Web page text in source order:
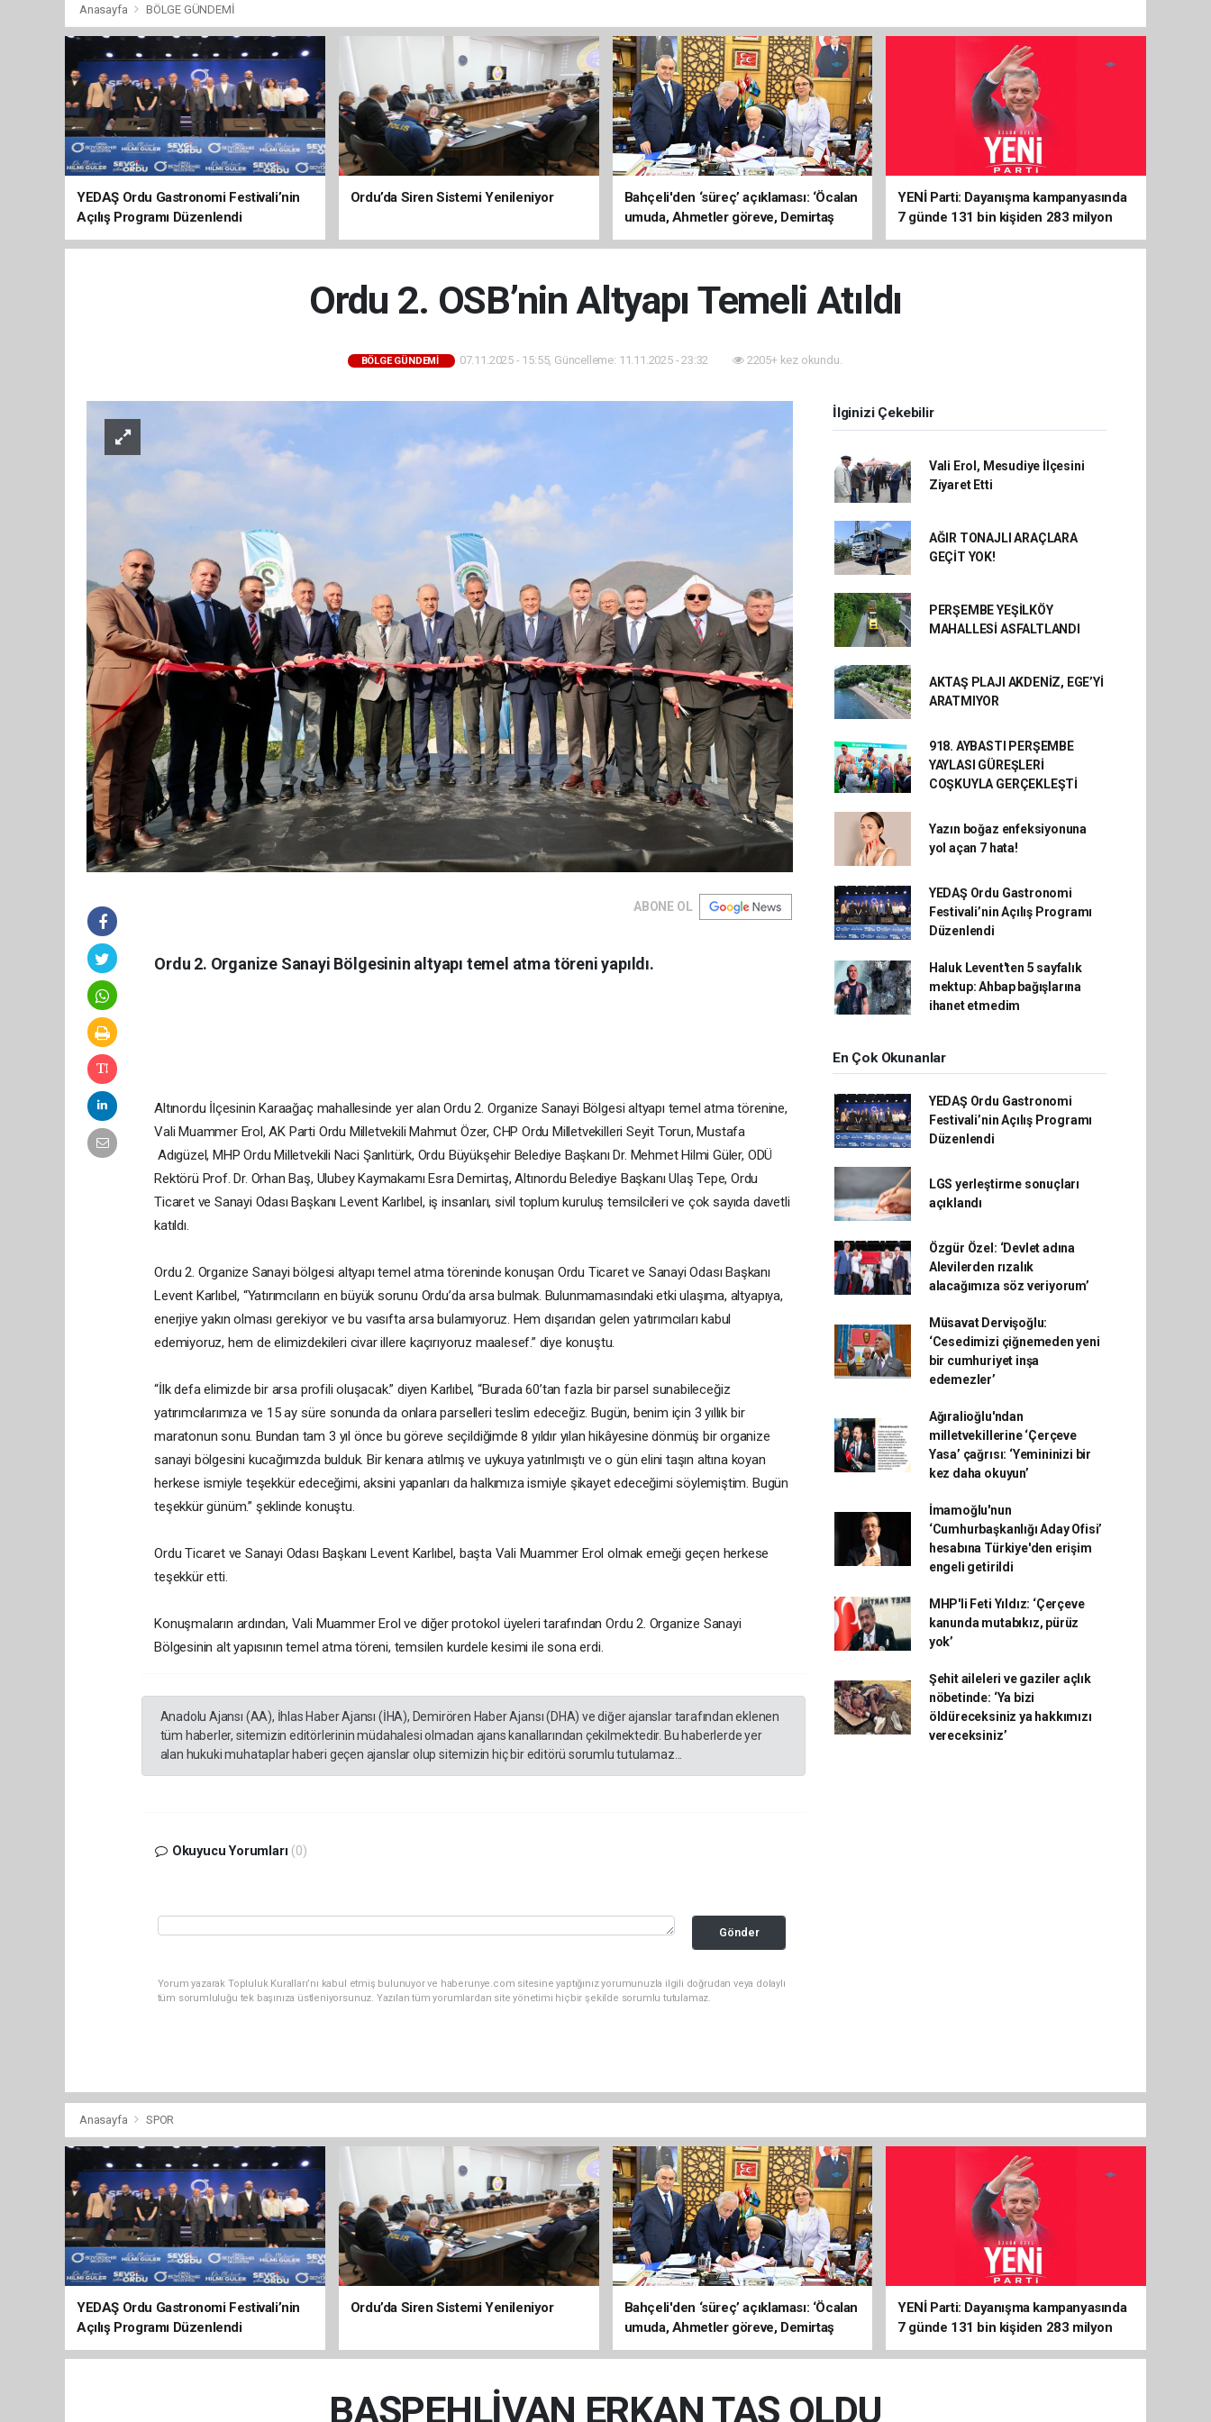
Anasayfa BÖLGE GÜNDEMİ
YEDAŞ Ordu Gastronomi Festivali’nin
Açılış Programı Düzenlendi
Ordu’da Siren Sistemi Yenileniyor
Bahçeli'den ‘süreç’ açıklaması: ‘Öcalan
umuda, Ahmetler göreve, Demirtaş
evine dönmeli’
YENİ Parti: Dayanışma kampanyasında
7 günde 131 bin kişiden 283 milyon
liralık destek
Ordu 2. OSB’nin Altyapı Temeli Atıldı
BÖLGE GÜNDEMİ 07.11.2025 - 15:55, Güncelleme: 11.11.2025 - 23:32 2205+ kez okundu.
ABONE OL
Ordu 2. Organize Sanayi Bölgesinin altyapı temel atma töreni yapıldı.
Altınordu İlçesinin Karaağaç mahallesinde yer alan Ordu 2. Organize Sanayi Bölgesi altyapı temel atma törenine,
Vali Muammer Erol, AK Parti Ordu Milletvekili Mahmut Özer, CHP Ordu Milletvekilleri Seyit Torun, Mustafa
Adıgüzel, MHP Ordu Milletvekili Naci Şanlıtürk, Ordu Büyükşehir Belediye Başkanı Dr. Mehmet Hilmi Güler, ODÜ
Rektörü Prof. Dr. Orhan Baş, Ulubey Kaymakamı Esra Demirtaş, Altınordu Belediye Başkanı Ulaş Tepe, Ordu
Ticaret ve Sanayi Odası Başkanı Levent Karlıbel, iş insanları, sivil toplum kuruluş temsilcileri ve çok sayıda davetli
katıldı.
Ordu 2. Organize Sanayi bölgesi altyapı temel atma töreninde konuşan Ordu Ticaret ve Sanayi Odası Başkanı
Levent Karlıbel, “Yatırımcıların en büyük sorunu Ordu’da arsa bulmak. Bulunmamasındaki etki ulaşıma, altyapıya,
enerjiye yakın olması gerekiyor ve bu vasıfta arsa bulamıyoruz. Hem dışarıdan gelen yatırımcıları kabul
edemiyoruz, hem de elimizdekileri civar illere kaçırıyoruz maalesef.” diye konuştu.
“İlk defa elimizde bir arsa profili oluşacak.” diyen Karlıbel, “Burada 60’tan fazla bir parsel sunabileceğiz
yatırımcılarımıza ve 15 ay süre sonunda da onlara parselleri teslim edeceğiz. Bugün, benim için 3 yıllık bir
maratonun sonu. Bundan tam 3 yıl önce bu göreve seçildiğimde 8 yıldır yılan hikâyesine dönmüş bir organize
sanayi bölgesini kucağımızda bulduk. Bir kenara atılmış ve uykuya yatırılmıştı ve o gün elini taşın altına koyan
herkese ismiyle teşekkür edeceğimi, aksini yapanları da halkımıza ismiyle şikayet edeceğimi söylemiştim. Bugün
teşekkür günüm.” şeklinde konuştu.
Ordu Ticaret ve Sanayi Odası Başkanı Levent Karlıbel, başta Vali Muammer Erol olmak emeği geçen herkese
teşekkür etti.
Konuşmaların ardından, Vali Muammer Erol ve diğer protokol üyeleri tarafından Ordu 2. Organize Sanayi
Bölgesinin alt yapısının temel atma töreni, temsilen kurdele kesimi ile sona erdi.
Anadolu Ajansı (AA), İhlas Haber Ajansı (İHA), Demirören Haber Ajansı (DHA) ve diğer ajanslar tarafından eklenen
tüm haberler, sitemizin editörlerinin müdahalesi olmadan ajans kanallarından çekilmektedir. Bu haberlerde yer
alan hukuki muhataplar haberi geçen ajanslar olup sitemizin hiç bir editörü sorumlu tutulamaz...
Okuyucu Yorumları (0)
Gönder
Yorum yazarak Topluluk Kuralları’nı kabul etmiş bulunuyor ve haberunye.com sitesine yaptığınız yorumunuzla ilgili doğrudan veya dolaylı
tüm sorumluluğu tek başınıza üstleniyorsunuz. Yazılan tüm yorumlardan site yönetimi hiçbir şekilde sorumlu tutulamaz.
İlginizi Çekebilir
Vali Erol, Mesudiye İlçesini
Ziyaret Etti
AĞIR TONAJLI ARAÇLARA
GEÇİT YOK!
PERŞEMBE YEŞİLKÖY
MAHALLESİ ASFALTLANDI
AKTAŞ PLAJI AKDENİZ, EGE’Yİ
ARATMIYOR
918. AYBASTI PERŞEMBE
YAYLASI GÜREŞLERİ
COŞKUYLA GERÇEKLEŞTİ
Yazın boğaz enfeksiyonuna
yol açan 7 hata!
YEDAŞ Ordu Gastronomi
Festivali’nin Açılış Programı
Düzenlendi
Haluk Levent'ten 5 sayfalık
mektup: Ahbap bağışlarına
ihanet etmedim
En Çok Okunanlar
YEDAŞ Ordu Gastronomi
Festivali’nin Açılış Programı
Düzenlendi
LGS yerleştirme sonuçları
açıklandı
Özgür Özel: ‘Devlet adına
Alevilerden rızalık
alacağımıza söz veriyorum’
Müsavat Dervişoğlu:
‘Cesedimizi çiğnemeden yeni
bir cumhuriyet inşa
edemezler’
Ağıralioğlu'ndan
milletvekillerine ‘Çerçeve
Yasa’ çağrısı: ‘Yemininizi bir
kez daha okuyun’
İmamoğlu'nun
‘Cumhurbaşkanlığı Aday Ofisi’
hesabına Türkiye'den erişim
engeli getirildi
MHP'li Feti Yıldız: ‘Çerçeve
kanunda mutabıkız, pürüz
yok’
Şehit aileleri ve gaziler açlık
nöbetinde: ‘Ya bizi
öldüreceksiniz ya hakkımızı
vereceksiniz’
Anasayfa SPOR
YEDAŞ Ordu Gastronomi Festivali’nin
Açılış Programı Düzenlendi
Ordu’da Siren Sistemi Yenileniyor
Bahçeli'den ‘süreç’ açıklaması: ‘Öcalan
umuda, Ahmetler göreve, Demirtaş
evine dönmeli’
YENİ Parti: Dayanışma kampanyasında
7 günde 131 bin kişiden 283 milyon
liralık destek
BAŞPEHLİVAN ERKAN TAŞ OLDU